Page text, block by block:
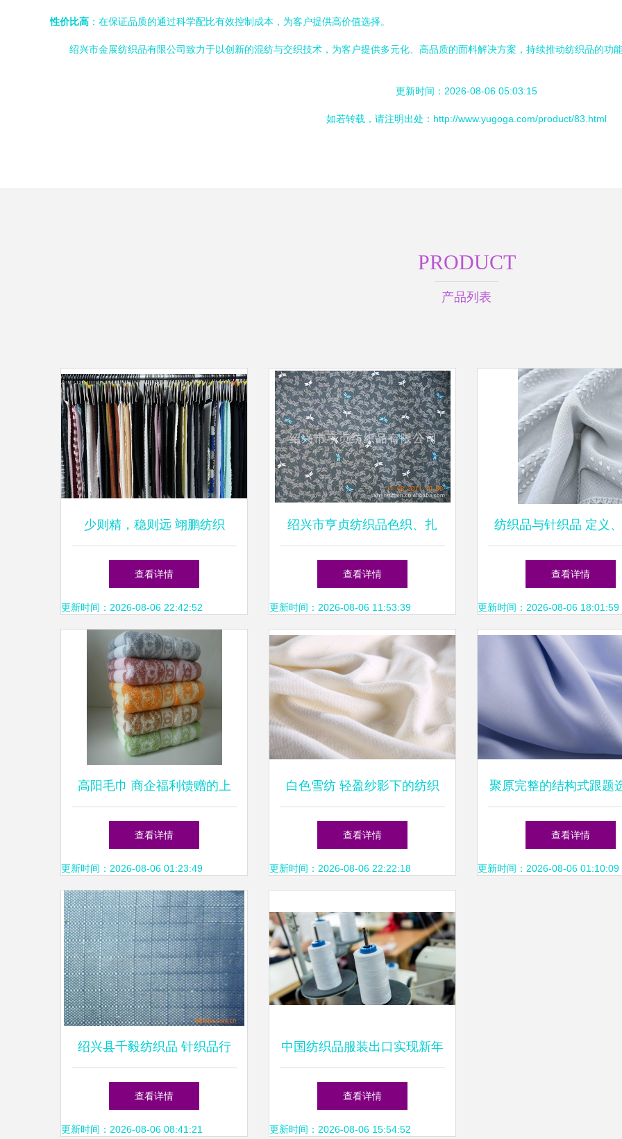
性价比高 ：在保证品质的通过科学配比有效控制成本，为客户提供高价值选择。
绍兴市金展纺织品有限公司致力于以创新的混纺与交织技术，为客户提供多元化、高品质的面料解决方案，持续推动纺织品的功能
更新时间：2026-08-06 05:03:15
如若转载，请注明出处：http://www.yugoga.com/product/83.html
PRODUCT
产品列表
少则精，稳则远 翊鹏纺织
的“慢增长”之道
查看详情
更新时间：2026-08-06 22:42:52
绍兴市亨贞纺织品色织、扎
染、印花布产品清单
查看详情
更新时间：2026-08-06 11:53:39
纺织品与针织品 定义
与应用
查看详情
更新时间：2026-08-06 18:01:59
高阳毛巾 商企福利馈赠的上
佳之选，源自厂家直销的质优
之道
查看详情
更新时间：2026-08-06 01:23:49
白色雪纺 轻盈纱影下的纺织
品美学
查看详情
更新时间：2026-08-06 22:22:18
聚原完整的结构式跟题
式即为原优聚完占
查看详情
更新时间：2026-08-06 01:10:09
绍兴县千毅纺织品 针织品行
业中的品质与创新
查看详情
更新时间：2026-08-06 08:41:21
中国纺织品服装出口实现新年
开门红，前两月增长14.3%
查看详情
更新时间：2026-08-06 15:54:52